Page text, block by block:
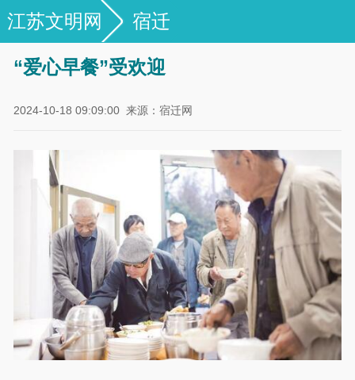
江苏文明网 宿迁
“爱心早餐”受欢迎
2024-10-18 09:09:00 来源：宿迁网